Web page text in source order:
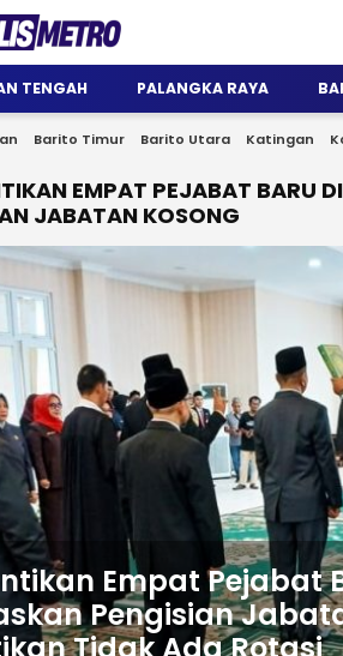
Informasi
TENGAH PALANGKA RAYA
Barito Timur Barito Utara Katingan
EMPAT PEJABAT BARU
JABATAN KOSONG
Empat Pejabat
Pengisian